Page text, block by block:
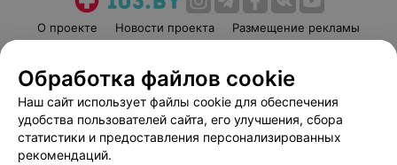
О проекте Новости проекта
Размещение рекламы
Пользовательское соглашение
Способы оплаты
Вакансии
Партнеры
Написать руководителю 103.by
Обработка файлов cookie
Наш сайт использует файлы cookie для обеспечения
удобства пользователей сайта, его улучшения, сбора
статистики и предоставления персонализированных
рекомендаций.